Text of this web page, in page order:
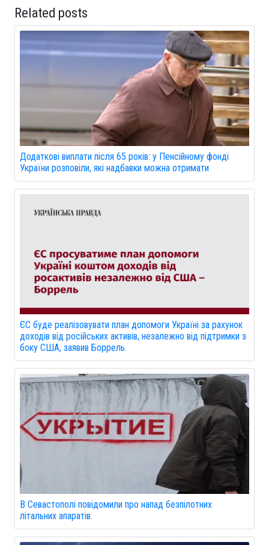
Related posts
Додаткові виплати після 65 років: у Пенсійному фонді
України розповіли, які надбавки можна отримати
ЄС буде реалізовувати план допомоги Україні за рахунок
доходів від російських активів, незалежно від підтримки з
боку США, заявив Боррель.
В Севастополі повідомили про напад безпілотних
літальних апаратів.